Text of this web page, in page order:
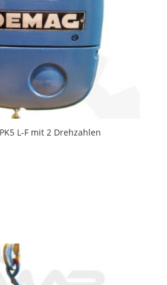
L-F mit 2 Drehzahlen